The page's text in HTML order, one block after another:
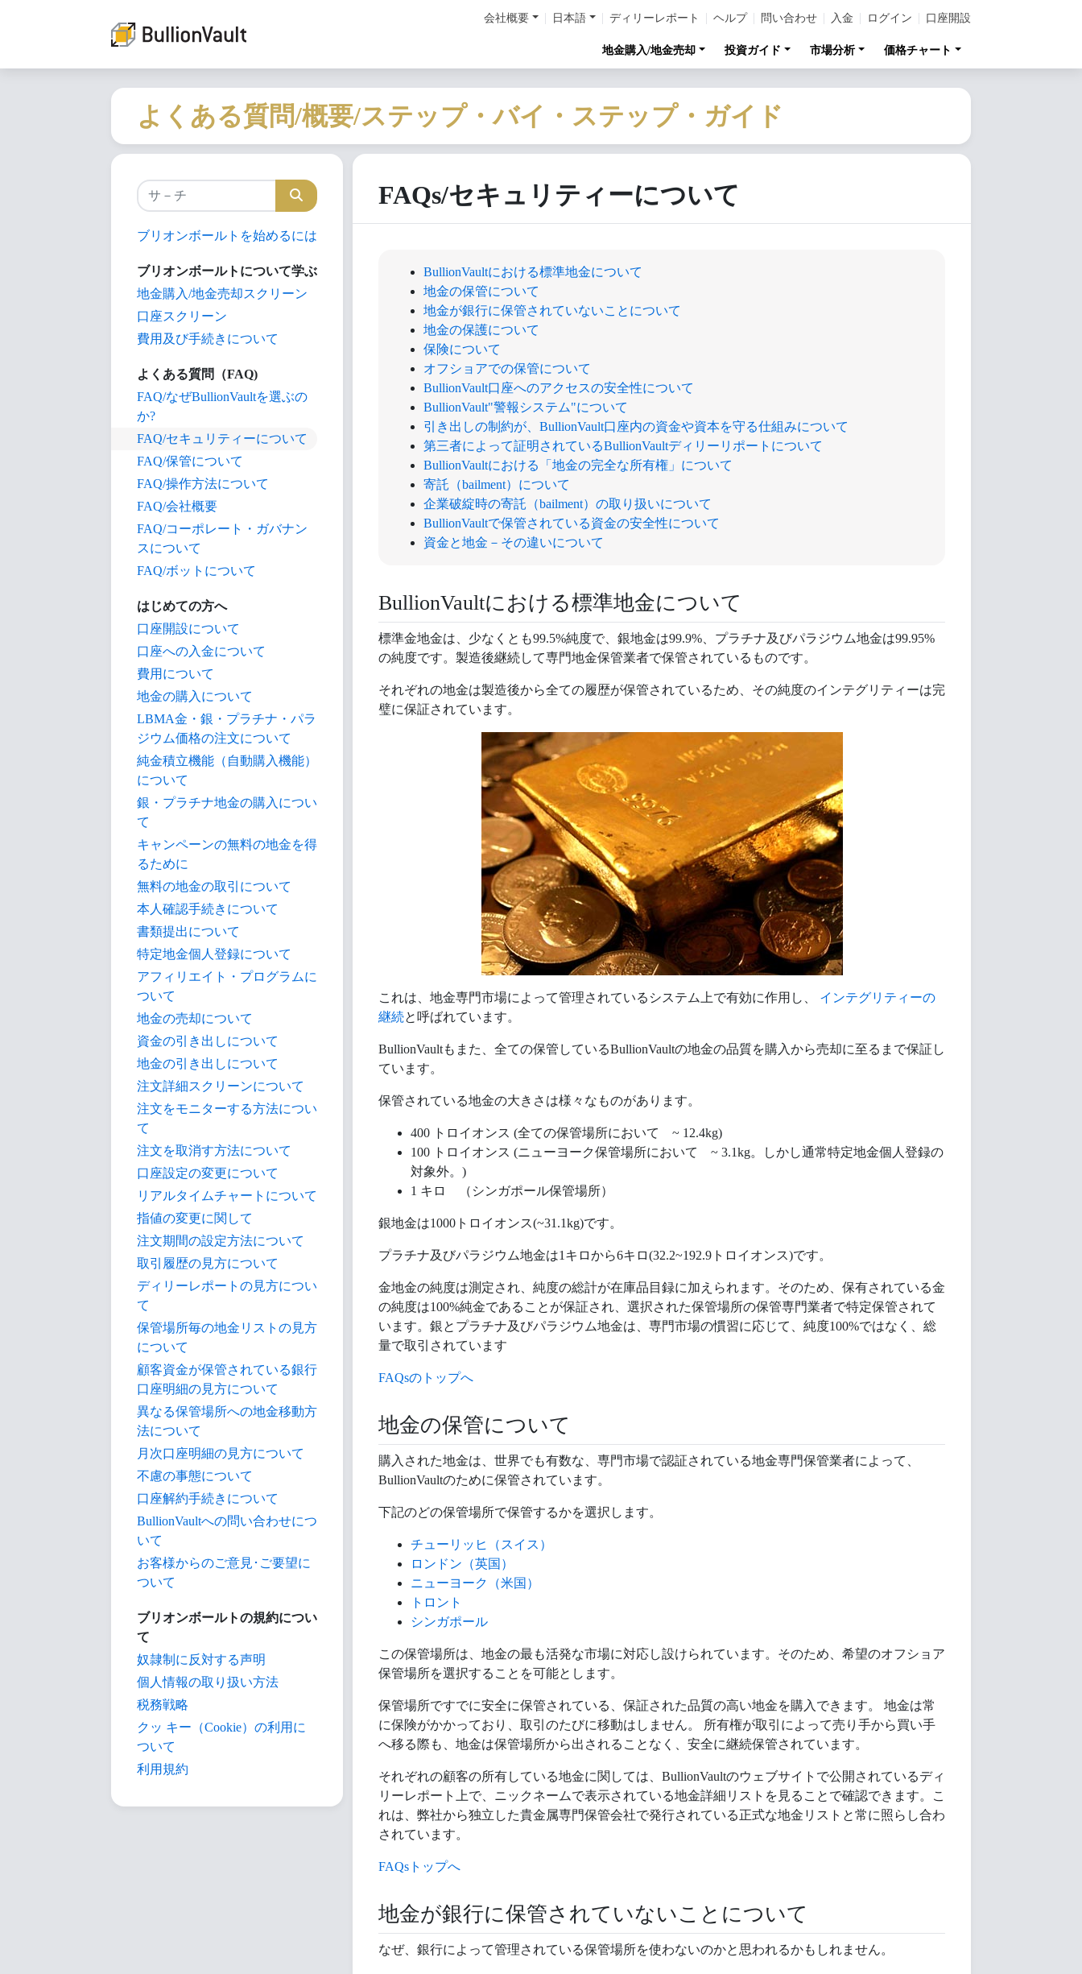
会社概要 日本語 ディリーレポート ヘルプ 問い合わせ 入金 ログイン 口座開設
地金購入/地金売却 投資ガイド 市場分析 価格チャート
よくある質問/概要/ステップ・バイ・ステップ・ガイド
ブリオンボールトを始めるには
ブリオンボールトについて学ぶ
地金購入/地金売却スクリーン
口座スクリーン
費用及び手続きについて
よくある質問（FAQ)
FAQ/なぜBullionVaultを選ぶの
か?
FAQ/セキュリティーについて
FAQ/保管について
FAQ/操作方法について
FAQ/会社概要
FAQ/コーポレート・ガバナン
スについて
FAQ/ボットについて
はじめての方へ
口座開設について
口座への入金について
費用について
地金の購入について
LBMA金・銀・プラチナ・パラ
ジウム価格の注文について
純金積立機能（自動購入機能）
について
銀・プラチナ地金の購入につい
て
キャンペーンの無料の地金を得
るために
無料の地金の取引について
本人確認手続きについて
書類提出について
特定地金個人登録について
アフィリエイト・プログラムに
ついて
地金の売却について
資金の引き出しについて
地金の引き出しについて
注文詳細スクリーンについて
注文をモニターする方法につい
て
注文を取消す方法について
口座設定の変更について
リアルタイムチャートについて
指値の変更に関して
注文期間の設定方法について
取引履歴の見方について
ディリーレポートの見方につい
て
保管場所毎の地金リストの見方
について
顧客資金が保管されている銀行
口座明細の見方について
異なる保管場所への地金移動方
法について
月次口座明細の見方について
不慮の事態について
口座解約手続きについて
BullionVaultへの問い合わせにつ
いて
お客様からのご意見･ご要望に
ついて
ブリオンボールトの規約につい
て
奴隷制に反対する声明
個人情報の取り扱い方法
税務戦略
クッ キー（Cookie）の利用に
ついて
利用規約
FAQs/セキュリティーについて
BullionVaultにおける標準地金について
地金の保管について
地金が銀行に保管されていないことについて
地金の保護について
保険について
オフショアでの保管について
BullionVault口座へのアクセスの安全性について
BullionVault"警報システム"について
引き出しの制約が、BullionVault口座内の資金や資本を守る仕組みについて
第三者によって証明されているBullionVaultディリーリポートについて
BullionVaultにおける「地金の完全な所有権」について
寄託（bailment）について
企業破綻時の寄託（bailment）の取り扱いについて
BullionVaultで保管されている資金の安全性について
資金と地金－その違いについて
BullionVaultにおける標準地金について
標準金地金は、少なくとも99.5%純度で、銀地金は99.9%、プラチナ及びパラジウム地金は99.95%
の純度です。製造後継続して専門地金保管業者で保管されているものです。
それぞれの地金は製造後から全ての履歴が保管されているため、その純度のインテグリティーは完
璧に保証されています。
これは、地金専門市場によって管理されているシステム上で有効に作用し、 インテグリティーの
継続と呼ばれています。
BullionVaultもまた、全ての保管しているBullionVaultの地金の品質を購入から売却に至るまで保証し
ています。
保管されている地金の大きさは様々なものがあります。
400 トロイオンス (全ての保管場所において ~ 12.4kg)
100 トロイオンス (ニューヨーク保管場所において ~ 3.1kg。しかし通常特定地金個人登録の
対象外。)
1 キロ （シンガポール保管場所）
銀地金は1000トロイオンス(~31.1kg)です。
プラチナ及びパラジウム地金は1キロから6キロ(32.2~192.9トロイオンス)です。
金地金の純度は測定され、純度の総計が在庫品目録に加えられます。そのため、保有されている金
の純度は100%純金であることが保証され、選択された保管場所の保管専門業者で特定保管されて
います。銀とプラチナ及びパラジウム地金は、専門市場の慣習に応じて、純度100%ではなく、総
量で取引されています
FAQsのトップへ
地金の保管について
購入された地金は、世界でも有数な、専門市場で認証されている地金専門保管業者によって、
BullionVaultのために保管されています。
下記のどの保管場所で保管するかを選択します。
チューリッヒ（スイス）
ロンドン（英国）
ニューヨーク（米国）
トロント
シンガポール
この保管場所は、地金の最も活発な市場に対応し設けられています。そのため、希望のオフショア
保管場所を選択することを可能とします。
保管場所ですでに安全に保管されている、保証された品質の高い地金を購入できます。 地金は常
に保険がかかっており、取引のたびに移動はしません。 所有権が取引によって売り手から買い手
へ移る際も、地金は保管場所から出されることなく、安全に継続保管されています。
それぞれの顧客の所有している地金に関しては、BullionVaultのウェブサイトで公開されているディ
リーレポート上で、ニックネームで表示されている地金詳細リストを見ることで確認できます。こ
れは、弊社から独立した貴金属専門保管会社で発行されている正式な地金リストと常に照らし合わ
されています。
FAQsトップへ
地金が銀行に保管されていないことについて
なぜ、銀行によって管理されている保管場所を使わないのかと思われるかもしれません。